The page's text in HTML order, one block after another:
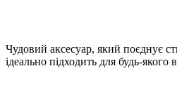
Чудовий аксесуар, який поєднує
ідеально підходить для будь-якого